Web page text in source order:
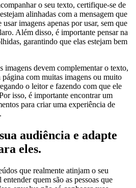
o seu texto, certifique-se de
alinhadas com a mensagem que
imagens apenas por usar, sem que
Além disso, é importante pensar na
garantindo que elas estejam bem
imagens devem complementar o texto,
com muitas imagens ou muito
o leitor e fazendo com que ele
isso, é importante encontrar um
para criar uma experiência de
audiência e adapte
eles.
que realmente atinjam o seu
quem são as pessoas que